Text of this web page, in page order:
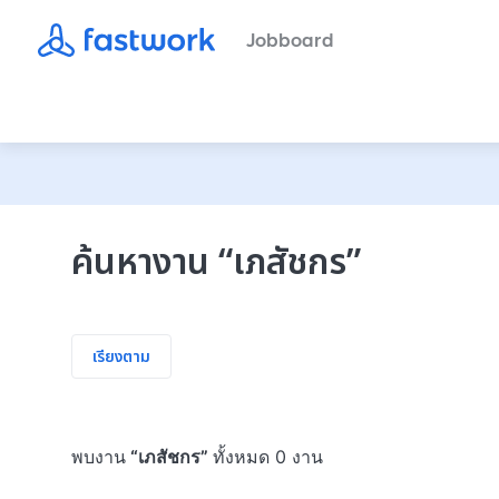
Jobboard
ค้นหางาน “เภสัชกร”
เรียงตาม
พบงาน “เภสัชกร” ทั้งหมด 0 งาน